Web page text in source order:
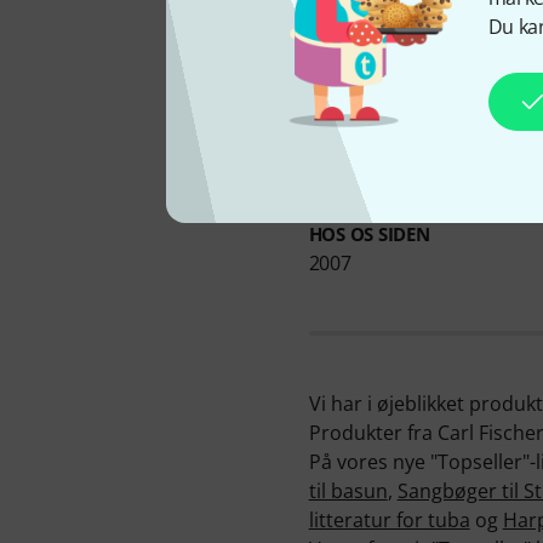
Du
HOS OS SIDEN
2007
Vi har i øjeblikket
Produkter fra Carl
På vores nye
til basun, Sangbøger til
litteratur for tuba og